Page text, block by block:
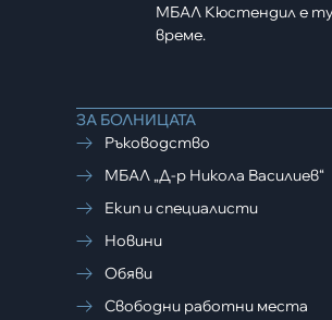
МБАЛ Кюстендил е
време.
ЗА БОЛНИЦАТА
Ръководство
МБАЛ „Д-р Никола Василиев“
Екип и специалисти
Новини
Обяви
Свободни работни места